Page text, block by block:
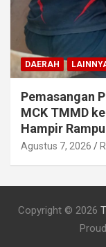
DAERAH
Pemasangan
MCK TMMD
Hampir
Agustus 7, 2026
Copyright © 2026